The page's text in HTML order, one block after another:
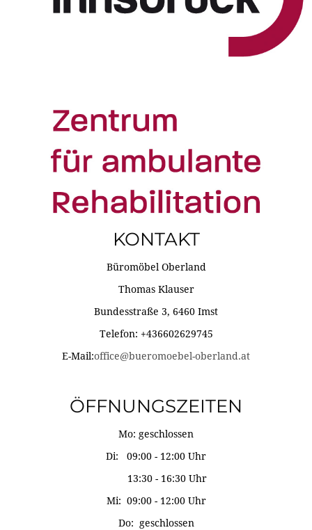
KONTAKT
Büromöbel Oberland
Thomas Klauser
Bundesstraße 3, 6460 Imst
Telefon: +436602629745
E-Mail:office@bueromoebel-oberland.at
ÖFFNUNGSZEITEN
Mo: geschlossen
Di: 09:00 - 12:00 Uhr
13:30 - 16:30 Uhr
Mi: 09:00 - 12:00 Uhr
Do: geschlossen